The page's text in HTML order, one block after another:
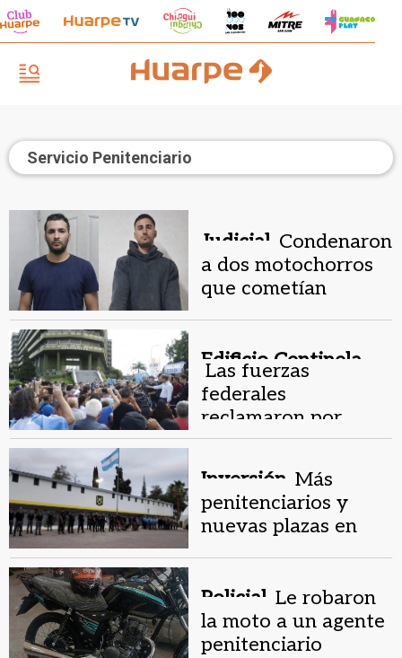
Servicio Penitenciario
Judicial. Condenaron
a dos motochorros
que cometían
Edificio Centinela.
Las fuerzas
federales
reclamaron por
bajos salarios junto
Inversión. Más
penitenciarios y
nuevas plazas en
Policial. Le robaron
la moto a un agente
penitenciario